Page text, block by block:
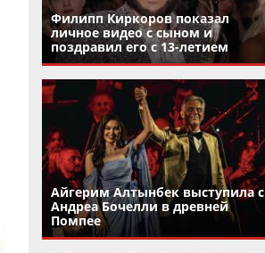
Филипп Киркоров показал
личное видео с сыном и
поздравил его с 13-летием
Айгерим Алтынбек выступила с
Андреа Бочелли в древней
Помпее